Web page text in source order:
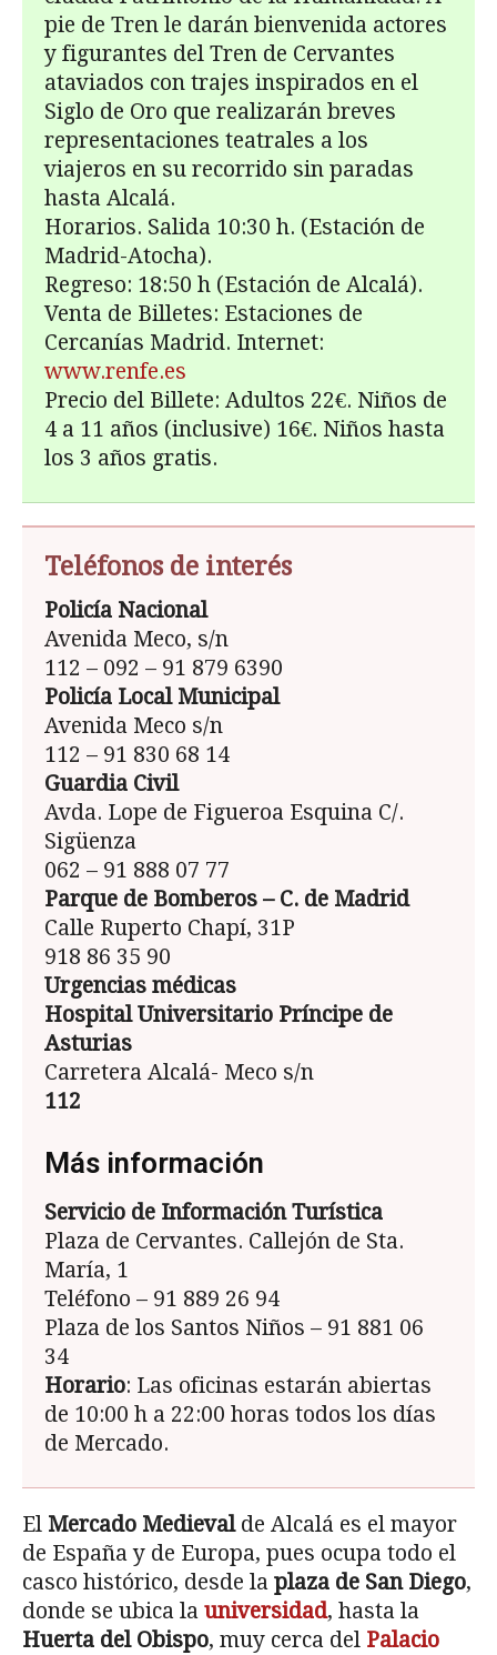
pie de Tren le darán bienvenida actores
y figurantes del Tren de Cervantes
ataviados con trajes inspirados en el
Siglo de Oro que realizarán breves
representaciones teatrales a los
viajeros en su recorrido sin paradas
hasta Alcalá.
Horarios. Salida 10:30 h. (Estación de
Madrid-Atocha).
Regreso: 18:50 h (Estación de Alcalá).
Venta de Billetes: Estaciones de
Cercanías Madrid. Internet:
www.renfe.es
Precio del Billete: Adultos 22€. Niños de
4 a 11 años (inclusive) 16€. Niños hasta
los 3 años gratis.
Teléfonos de interés
Policía Nacional
Avenida Meco, s/n
112 – 092 – 91 879 6390
Policía Local Municipal
Avenida Meco s/n
112 – 91 830 68 14
Guardia Civil
Avda. Lope de Figueroa Esquina C/.
Sigüenza
062 – 91 888 07 77
Parque de Bomberos – C. de Madrid
Calle Ruperto Chapí, 31P
918 86 35 90
Urgencias médicas
Hospital Universitario Príncipe de
Asturias
Carretera Alcalá- Meco s/n
112
Más información
Servicio de Información Turística
Plaza de Cervantes. Callejón de Sta.
María, 1
Teléfono – 91 889 26 94
Plaza de los Santos Niños – 91 881 06
34
Horario: Las oficinas estarán abiertas
de 10:00 h a 22:00 horas todos los días
de Mercado.
El Mercado Medieval de Alcalá es el mayor
de España y de Europa, pues ocupa todo el
casco histórico, desde la plaza de San Diego,
donde se ubica la universidad, hasta la
Huerta del Obispo, muy cerca del Palacio